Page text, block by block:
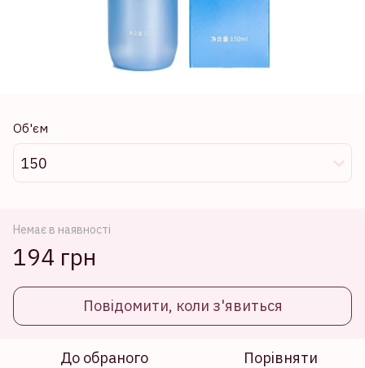
Об'єм
150
Немає в наявності
194 грн
Повідомити, коли з'явиться
До обраного Порівняти